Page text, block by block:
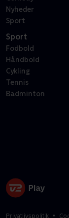
Nyheder
Sport
Sport
Fodbold
Håndbold
Cykling
Tennis
Badminton
Privatlivspolitik